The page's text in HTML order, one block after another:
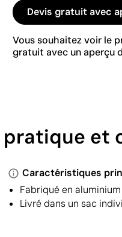
Devis gratuit avec
Vous souhaitez voir le
gratuit avec un aperçu
et
Caractéristiques
Fabriqué en
Livré dans un sac